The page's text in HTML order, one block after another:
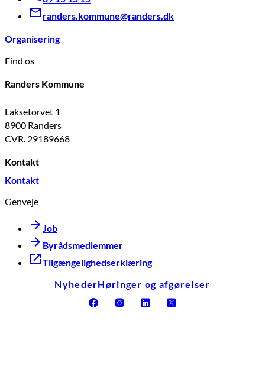
randers.kommune@randers.dk
Organisering
Find os
Randers Kommune
Laksetorvet 1
8900 Randers
CVR. 29189668
Kontakt
Kontakt
Genveje
Job
Byrådsmedlemmer
Tilgængelighedserklæring
NyhederHøringer og afgørelser